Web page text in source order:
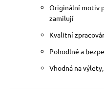
Originální motiv
zamilují
Kvalitní
Pohodlné a
Vhodná na